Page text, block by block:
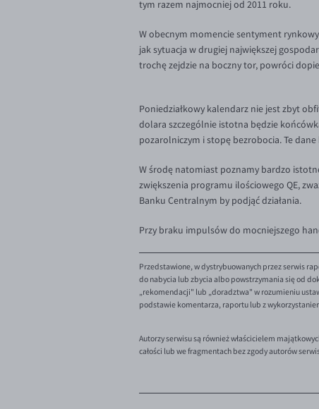
tym razem najmocniej od 2011 roku.
W obecnym momencie sentyment
jak sytuacja w drugiej największej
trochę zejdzie na boczny tor, powróci
Poniedziałkowy kalendarz nie jest zbyt
dolara szczególnie istotna będzie
pozarolniczym i stopę bezrobocia. Te
W środę natomiast poznamy bardzo
zwiększenia programu ilościowego QE,
Banku Centralnym by podjąć działania.
Przy braku impulsów do mocniejszego
Przedstawione, w dystrybuowanych przez serwis
do nabycia lub zbycia albo powstrzymania się od
„rekomendacji" lub „doradztwa" w rozumieniu
podstawie komentarza, raportu lub z
Autorzy serwisu są również właścicielem
całości lub we fragmentach bez zgody autorów